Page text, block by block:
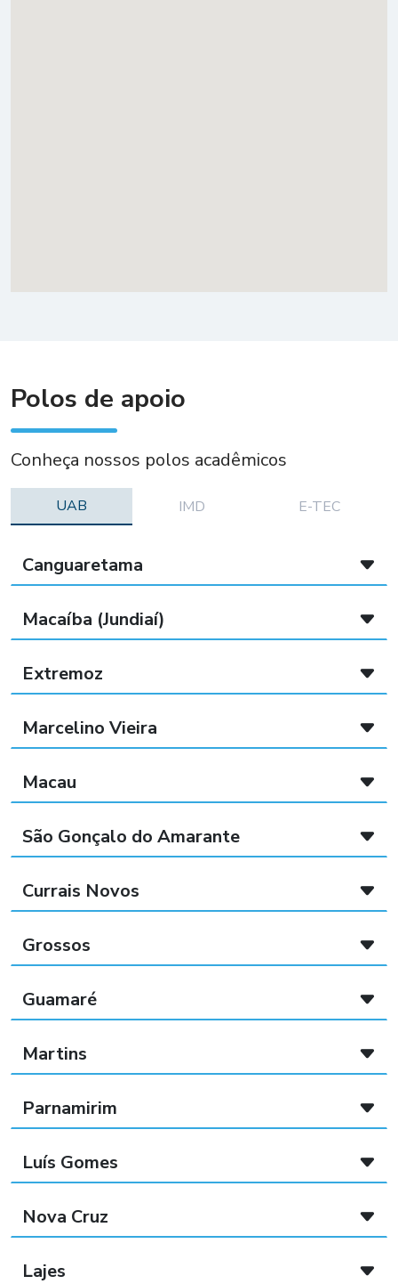
Polos de apoio
Conheça nossos polos acadêmicos
UAB IMD E-TEC
Canguaretama
Macaíba (Jundiaí)
Extremoz
Marcelino Vieira
Macau
São Gonçalo do Amarante
Currais Novos
Grossos
Guamaré
Martins
Parnamirim
Luís Gomes
Nova Cruz
Lajes